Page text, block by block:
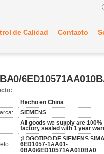
de Calidad Contacto
Hecho en China
SIEMENS
All goods we supply are 100%
factory sealed with 1 year
¡LOGOTIPO DE SIEMENS
6ED1057-1AA01-
0BA0/6ED10571AA010BA0